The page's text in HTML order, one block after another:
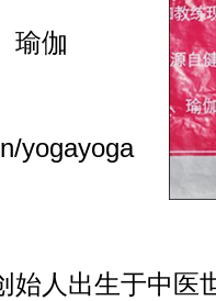
瑜伽
yogayoga
人出生于中医